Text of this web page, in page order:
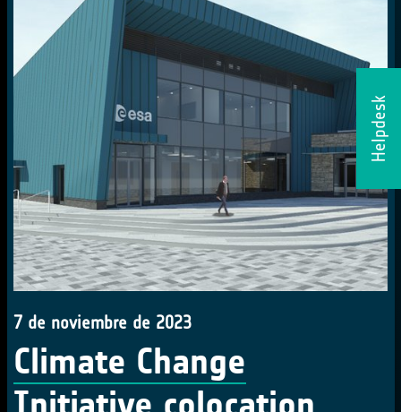
Helpdesk
7 de noviembre de 2023
Climate Change